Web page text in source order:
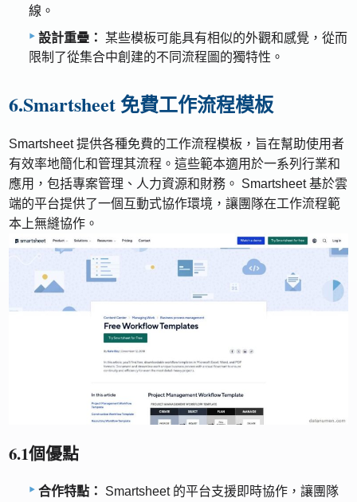
線。
設計重疊：
某些模板可能具有相似的外觀和感覺，從而
限制了從集合中創建的不同流程圖的獨特性。
6.Smartsheet 免費工作流程模板
Smartsheet 提供各種免費的工作流程模板，旨在幫助使用者
有效率地簡化和管理其流程。這些範本適用於一系列行業和
應用，包括專案管理、人力資源和財務。 Smartsheet 基於雲
端的平台提供了一個互動式協作環境，讓團隊在工作流程範
本上無縫協作。
6.1個優點
合作特點：
Smartsheet 的平台支援即時協作，讓團隊